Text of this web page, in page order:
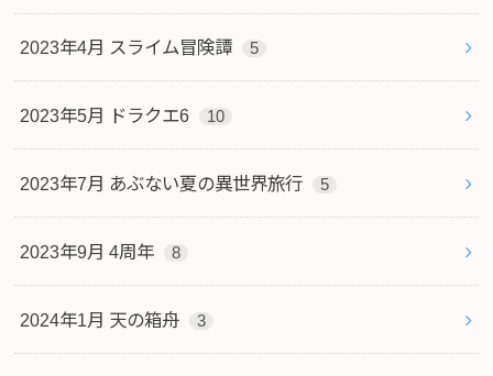
2023年4月 スライム冒険譚 5
2023年5月 ドラクエ6 10
2023年7月 あぶない夏の異世界旅行 5
2023年9月 4周年 8
2024年1月 天の箱舟 3